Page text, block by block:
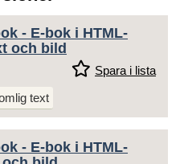
- E-bok i HTML-
och bild
Spara i lista
text
- E-bok i HTML-